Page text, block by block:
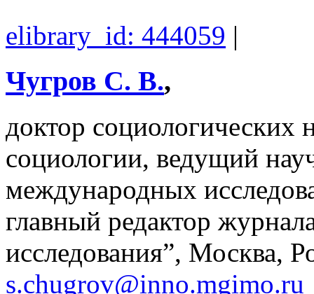
elibrary_id: 444059 |
Чугров С. В.,
доктор социологических
социологии, ведущий
международных
главный редактор
исследования”, Москва,
s.chugrov@inno.mgimo.ru